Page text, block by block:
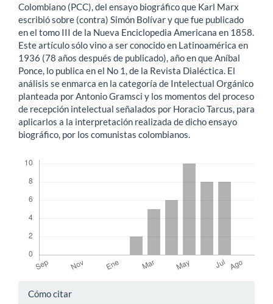
Colombiano (PCC), del ensayo biográfico que Karl Marx
escribió sobre (contra) Simón Bolívar y que fue publicado
en el tomo III de la Nueva Enciclopedia Americana en 1858.
Este artículo sólo vino a ser conocido en Latinoamérica en
1936 (78 años después de publicado), año en que Aníbal
Ponce, lo publica en el No 1, de la Revista Dialéctica. El
análisis se enmarca en la categoría de Intelectual Orgánico
planteada por Antonio Gramsci y los momentos del proceso
de recepción intelectual señalados por Horacio Tarcus, para
aplicarlos a la interpretación realizada de dicho ensayo
biográfico, por los comunistas colombianos.
Detalles
Cómo citar